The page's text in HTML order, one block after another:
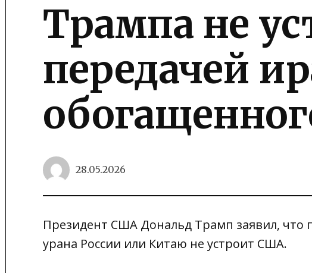
Трампа не
передачей
28.05.2026
Президент США Дональд Трамп заявил, что
урана России или Китаю не устроит США.